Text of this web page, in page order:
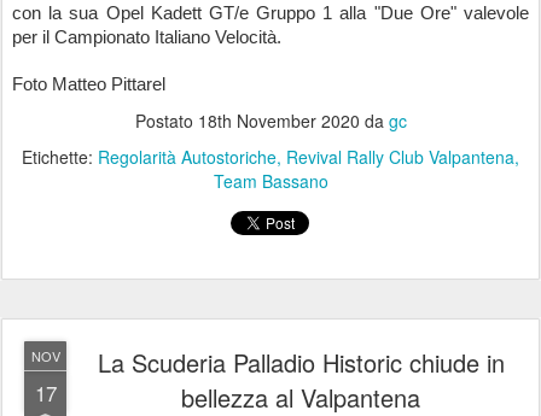
con la sua Opel Kadett GT/e Gruppo 1 alla "Due Ore" valevole
per il Campionato Italiano Velocità.
Foto Matteo Pittarel
Postato 18th November 2020 da gc
Etichette: Regolarità Autostoriche Revival Rally Club Valpantena
Team Bassano
NOV
17
La Scuderia Palladio Historic chiude in
bellezza al Valpantena